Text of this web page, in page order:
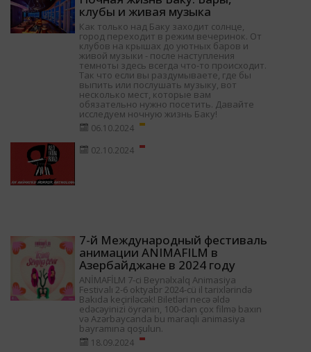
клубы и живая музыка
Как только над Баку заходит солнце,
город переходит в режим вечеринок. От
клубов на крышах до уютных баров и
живой музыки - после наступления
темноты здесь всегда что-то происходит.
Так что если вы раздумываете, где бы
выпить или послушать музыку, вот
несколько мест, которые вам
обязательно нужно посетить. Давайте
исследуем ночную жизнь Баку!
06.10.2024
02.10.2024
7-й Международный фестиваль
анимации ANIMAFILM в
Азербайджане в 2024 году
ANİMAFİLM 7-ci Beynəlxalq Animasiya
Festivalı 2-6 oktyabr 2024-cü il tarixlərində
Bakıda keçiriləcək! Biletləri necə əldə
edəcəyinizi öyrənin, 100-dən çox filmə baxın
və Azərbaycanda bu maraqlı animasiya
bayramına qoşulun.
18.09.2024